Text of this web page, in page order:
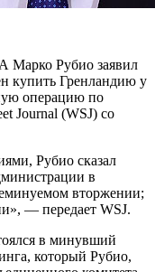
Марко Рубио заявил
купить Гренландию у
операцию по
Journal (WSJ) со
Рубио сказал
в
вторжении;
— передает WSJ.
в минувший
который Рубио,